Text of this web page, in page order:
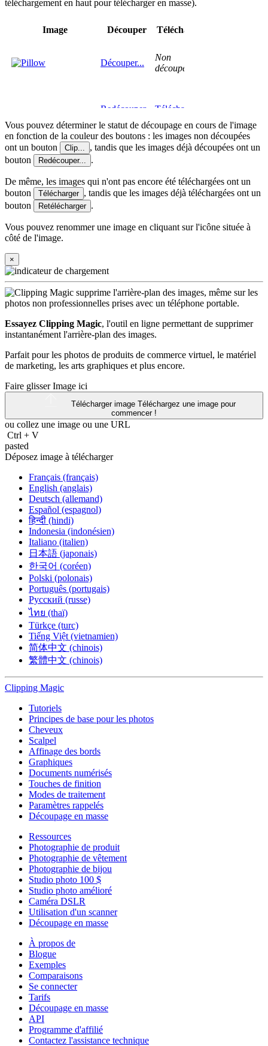
téléchargement en haut pour télécharger en masse).
Vous pouvez déterminer le statut de découpage en cours de l'image
en fonction de la couleur des boutons : les images non découpées
ont un bouton
Clip...
, tandis que les images déjà découpées ont un
bouton
Redécouper... .
De même, les images qui n'ont pas encore été téléchargées ont un
bouton
Télécharger , tandis que les images déjà téléchargées ont un
bouton
Retélécharger .
Vous pouvez renommer une image en cliquant sur l'icône située à
côté de l'image.
×
Essayez Clipping Magic, l'outil en ligne permettant de supprimer
instantanément l'arrière-plan des images.
Parfait pour les photos de produits de commerce virtuel, le matériel
de marketing, les arts graphiques et plus encore.
Faire glisser Image ici
Télécharger image Téléchargez une image pour
commencer !
ou collez une image ou une URL
Ctrl + V
pasted
Déposez image à télécharger
Français (français)
English (anglais)
Deutsch (allemand)
Español (espagnol)
हिन्दी (hindi)
Indonesia (indonésien)
Italiano (italien)
日本語 (japonais)
한국어 (coréen)
Polski (polonais)
Português (portugais)
Русский (russe)
ไทย (thaï)
Türkçe (turc)
Tiếng Việt (vietnamien)
简体中文 (chinois)
繁體中文 (chinois)
Clipping Magic
Tutoriels
Principes de base pour les photos
Cheveux
Scalpel
Affinage des bords
Graphiques
Documents numérisés
Touches de finition
Modes de traitement
Paramètres rappelés
Découpage en masse
Ressources
Photographie de produit
Photographie de vêtement
Photographie de bijou
Studio photo 100 $
Studio photo amélioré
Caméra DSLR
Utilisation d'un scanner
Découpage en masse
À propos de
Blogue
Exemples
Comparaisons
Se connecter
Tarifs
Découpage en masse
API
Programme d'affilié
Contactez l'assistance technique